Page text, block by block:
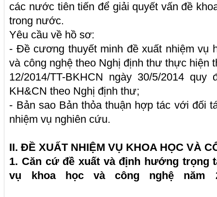
các nước tiên tiến để giải quyết vấn đề
trong nước.
Yêu cầu về hồ sơ:
- Đề cương thuyết minh đề xuất nhiệm vụ
và công nghệ theo Nghị định thư thực hiện
12/2014/TT-BKHCN ngày 30/5/2014
KH&CN theo Nghị định thư;
- Bản sao Bản thỏa thuận hợp tác với đối
nhiệm vụ nghiên cứu.
II. ĐỀ XUẤT NHIỆM VỤ KHOA HỌC VÀ
1. Căn cứ đề xuất và định hướng trọng
vụ khoa học và công